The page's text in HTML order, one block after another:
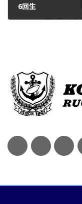
6回生
2025年2月8日